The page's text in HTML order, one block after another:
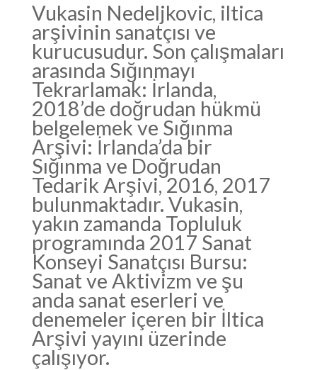
Vukasin Nedeljkovic, iltica
arşivinin sanatçısı ve
kurucusudur. Son çalışmaları
arasında Sığınmayı
Tekrarlamak: İrlanda,
2018’de doğrudan hükmü
belgelemek ve Sığınma
Arşivi: İrlanda’da bir
Sığınma ve Doğrudan
Tedarik Arşivi, 2016, 2017
bulunmaktadır. Vukasin,
yakın zamanda Topluluk
programında 2017 Sanat
Konseyi Sanatçısı Bursu:
Sanat ve Aktivizm ve şu
anda sanat eserleri ve
denemeler içeren bir İltica
Arşivi yayını üzerinde
çalışıyor.